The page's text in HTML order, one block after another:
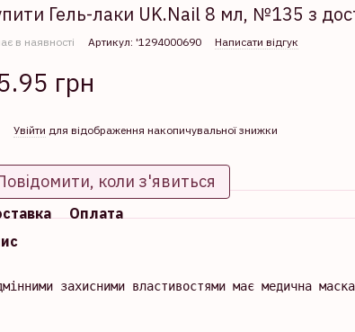
Гель-лаки UK.Nail 8 мл, №135 з
в наявності Артикул: '1294000690 Написати відгук
грн
Увійти для відображення накопичувальної знижки
коли з'явиться
Оплата
захисними властивостями має медична